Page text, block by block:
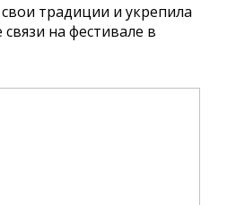
традиции и укрепила
на фестивале в